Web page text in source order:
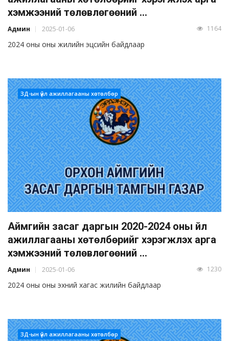
хэмжээний төлөвлөгөөний ...
Админ 2025-01-06 1164
2024 оны оны жилийн эцсийн байдлаар
ЗД-ын үйл ажиллагааны хөтөлбөр
Аймгийн засаг даргын 2020-2024 оны үйл
ажиллагааны хөтөлбөрийг хэрэгжүүлэх арга
хэмжээний төлөвлөгөөний ...
Админ 2025-01-06 1230
2024 оны оны эхний хагас жилийн байдлаар
ЗД-ын үйл ажиллагааны хөтөлбөр